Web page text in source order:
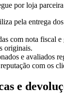
por loja parceira
pela entrega
com nota fiscal e
originais.
e avaliados
com os
e